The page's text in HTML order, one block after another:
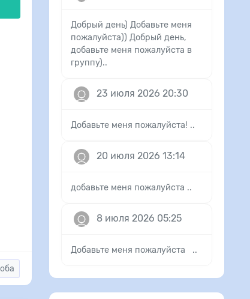
Добрый день) Добавьте меня
пожалуйста)) Добрый день,
добавьте меня пожалуйста в
группу)..
23 июля 2026 20:30
Добавьте меня пожалуйста! ..
20 июля 2026 13:14
добавьте меня пожалуйста ..
8 июля 2026 05:25
Добавьте меня пожалуйста ..